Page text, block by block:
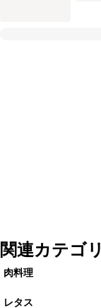
関連カテゴリ
肉料理
レタス